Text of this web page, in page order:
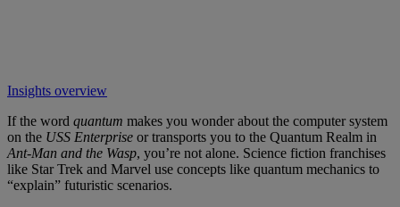
Insights overview
If the word quantum makes you wonder about the computer system
on the USS Enterprise or transports you to the Quantum Realm in
Ant-Man and the Wasp, you’re not alone. Science fiction franchises
like Star Trek and Marvel use concepts like quantum mechanics to
“explain” futuristic scenarios.